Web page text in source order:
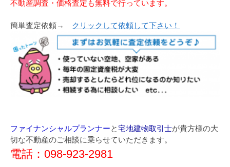
不動産調査・価格査定も無料で行っています。
簡単査定依頼→ クリックして依頼して下さい！
ファイナンシャルプランナーと宅地建物取引士が貴方様の大
切な不動産のご相談に乗らせていただきます。
電話：098-923-2981